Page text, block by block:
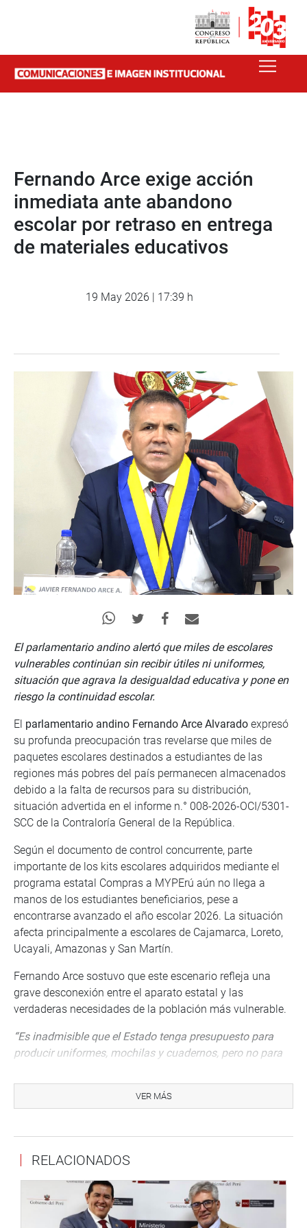
Fernando Arce exige acción
inmediata ante abandono
escolar por retraso en entrega
de materiales educativos
19 May 2026 | 17:39 h
El parlamentario andino alertó que miles de escolares
vulnerables continúan sin recibir útiles ni uniformes,
situación que agrava la desigualdad educativa y pone en
riesgo la continuidad escolar.
El parlamentario andino Fernando Arce Alvarado expresó
su profunda preocupación tras revelarse que miles de
paquetes escolares destinados a estudiantes de las
regiones más pobres del país permanecen almacenados
debido a la falta de recursos para su distribución,
situación advertida en el informe n.° 008-2026-OCI/5301-
SCC de la Contraloría General de la República.
Según el documento de control concurrente, parte
importante de los kits escolares adquiridos mediante el
programa estatal Compras a MYPErú aún no llega a
manos de los estudiantes beneficiarios, pese a
encontrarse avanzado el año escolar 2026. La situación
afecta principalmente a escolares de Cajamarca, Loreto,
Ucayali, Amazonas y San Martín.
Fernando Arce sostuvo que este escenario refleja una
grave desconexión entre el aparato estatal y las
verdaderas necesidades de la población más vulnerable.
“Es inadmisible que el Estado tenga presupuesto para
producir uniformes, mochilas y cuadernos, pero no para
esperan con urgencia. La burocracia no puede seguir
condenando a nuestros estudiantes al abandono”,
materiales escolares no solo representa un problema
administrativo, sino una amenaza directa para la
permanencia de miles de estudiantes en el sistema
VER MÁS
RELACIONADOS